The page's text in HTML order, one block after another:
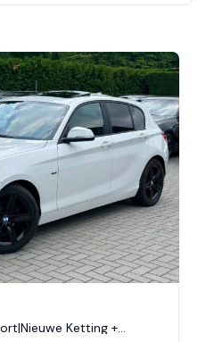
Ketting +